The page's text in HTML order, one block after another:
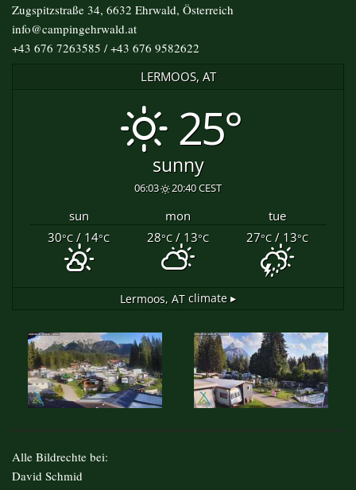
Zugspitzstraße 34, 6632 Ehrwald, Österreich
info@campingehrwald.at
+43 676 7263585 / +43 676 9582622
LERMOOS, AT
25°
sunny
06:03 20:40 CEST
sun mon
tue
30°C / 14°C 28°C/ 13°C 27°C/ 13°C
Lermoos, ATclimate ▸
Alle Bildrechte bei:
David Schmid